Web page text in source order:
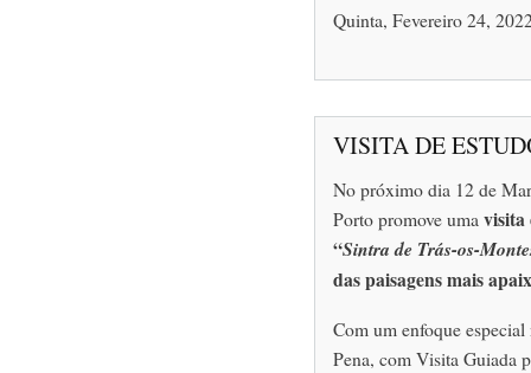
Quinta, Fevereiro 24,
VISITA DE
No próximo dia 12 de
Porto promove uma visita
“Sintra de Trás-os-
das paisagens mais
Com um enfoque
Pena, com Visita Guiada